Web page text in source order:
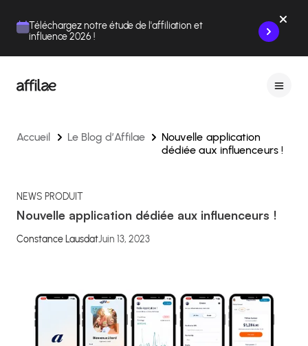
Téléchargez notre étude de l'affiliation et
influence 2026 !
Accueil Le Blog d’Affilae
Nouvelle application
dédiée aux influenceurs !
NEWS PRODUIT
Nouvelle application dédiée aux influenceurs !
Constance LausdatJuin 13, 2023